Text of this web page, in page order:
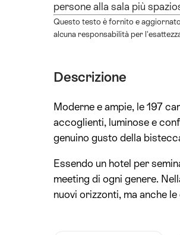
persone alla sala più
Questo testo è fornito e
alcuna responsabilità per
Descrizione
Moderne e ampie, le 197
accoglienti, luminose e
genuino gusto della
Essendo un hotel per
meeting di ogni genere.
nuovi orizzonti, ma anche